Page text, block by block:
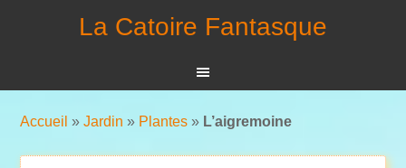
La Catoire Fantasque
Accueil »Jardin » Plantes » L’aigremoine